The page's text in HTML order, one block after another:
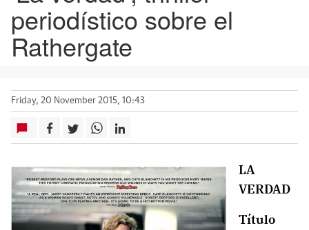
periodístico sobre el
Rathergate
Friday, 20 November 2015, 10:43
LA
VERDAD
Título